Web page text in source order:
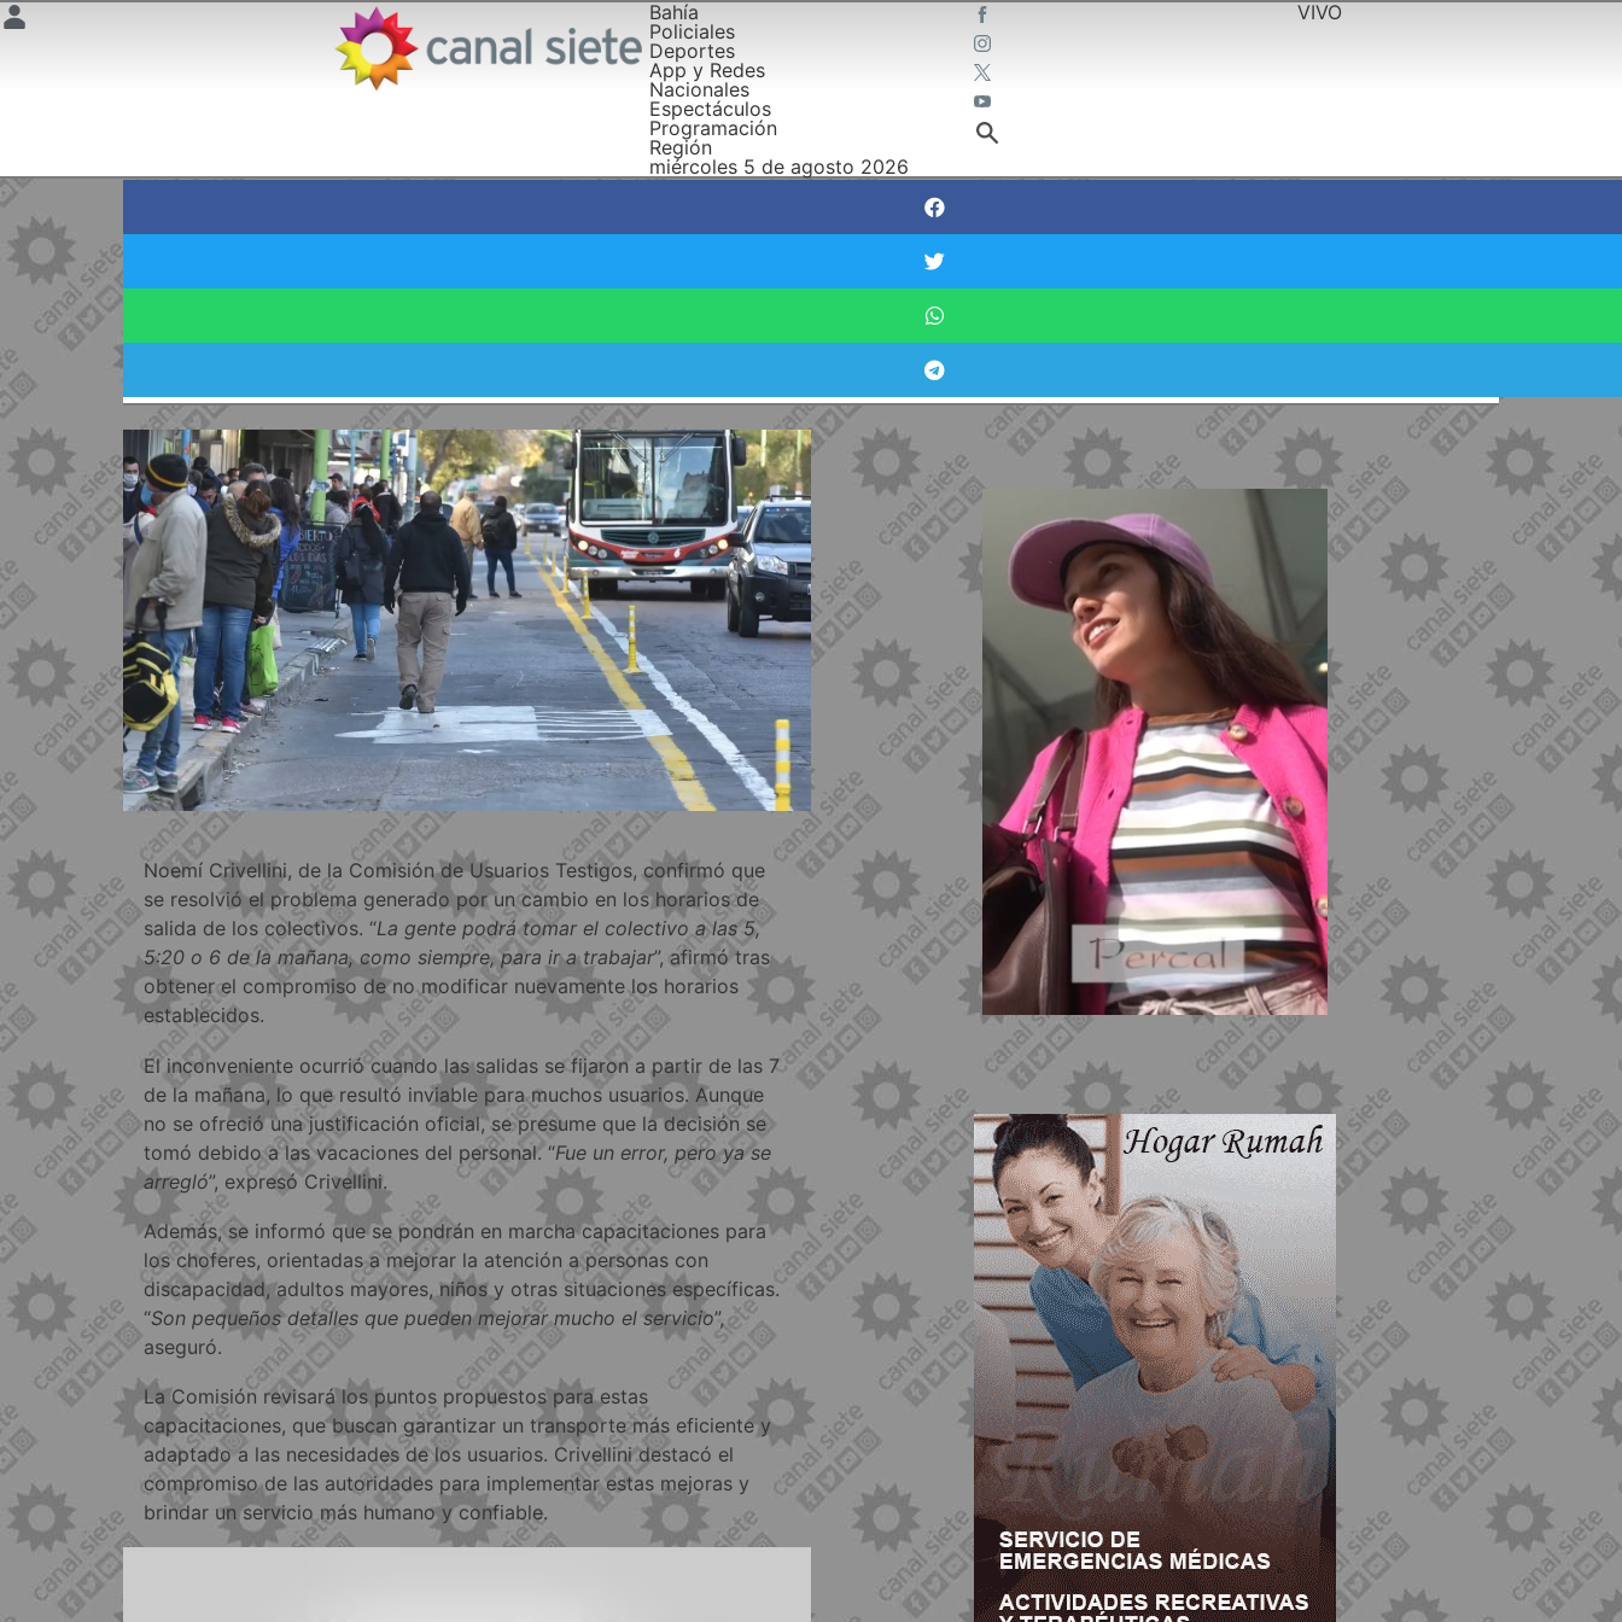
Bahía
Policiales
Deportes
App y Redes
Nacionales
Espectáculos
Programación
Región
miércoles 5 de agosto 2026
VIVO
Quejas por las frecuencias de los colectivos: se reunió la Comisión de
Noemí Crivellini, de la Comisión de Usuarios Testigos, confirmó que
se resolvió el problema generado por un cambio en los horarios de
salida de los colectivos. “La gente podrá tomar el colectivo a las 5,
5:20 o 6 de la mañana, como siempre, para ir a trabajar”, afirmó tras
obtener el compromiso de no modificar nuevamente los horarios
establecidos.
El inconveniente ocurrió cuando las salidas se fijaron a partir de las 7
de la mañana, lo que resultó inviable para muchos usuarios. Aunque
no se ofreció una justificación oficial, se presume que la decisión se
tomó debido a las vacaciones del personal. “Fue un error, pero ya se
arregló”, expresó Crivellini.
Además, se informó que se pondrán en marcha capacitaciones para
los choferes, orientadas a mejorar la atención a personas con
discapacidad, adultos mayores, niños y otras situaciones específicas.
“Son pequeños detalles que pueden mejorar mucho el servicio”,
aseguró.
La Comisión revisará los puntos propuestos para estas
capacitaciones, que buscan garantizar un transporte más eficiente y
adaptado a las necesidades de los usuarios. Crivellini destacó el
compromiso de las autoridades para implementar estas mejoras y
brindar un servicio más humano y confiable.